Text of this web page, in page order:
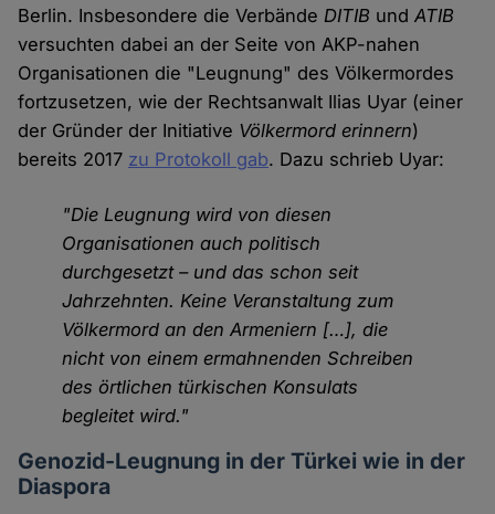
Berlin. Insbesondere die VerbändeDITIB undATIB
versuchten dabei an der Seite von AKP-nahen
Organisationen die "Leugnung" des Völkermordes
fortzusetzen, wie der Rechtsanwalt Ilias Uyar (einer
der Gründer der Initiative Völkermord erinnern)
bereits 2017 zu Protokoll gab. Dazu schrieb Uyar:
"Die Leugnung wird von diesen
Organisationen auch politisch
durchgesetzt – und das schon seit
Jahrzehnten. Keine Veranstaltung zum
Völkermord an den Armeniern […], die
nicht von einem ermahnenden Schreiben
des örtlichen türkischen Konsulats
begleitet wird."
Genozid-Leugnung in der Türkei wie in der
Diaspora